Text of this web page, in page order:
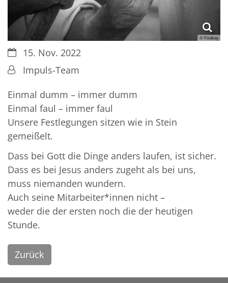
© Pixabay
Datum:15. Nov. 2022
Von:Impuls-Team
Einmal dumm – immer dumm
Einmal faul – immer faul
Unsere Festlegungen sitzen wie in Stein
gemeißelt.
Dass bei Gott die Dinge anders laufen, ist sicher.
Dass es bei Jesus anders zugeht als bei uns,
muss niemanden wundern.
Auch seine Mitarbeiter*innen nicht –
weder die der ersten noch die der heutigen
Stunde.
Zurück